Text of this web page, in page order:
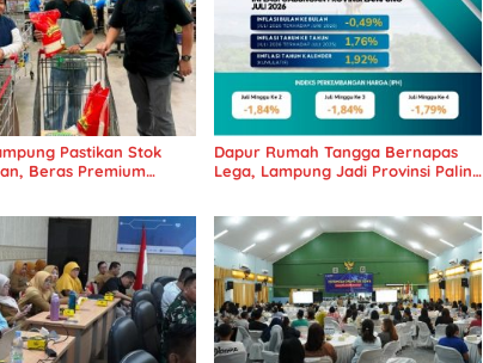
Pastikan Stok
Beras Premium
Dapur Rumah Tangga Bernapas
Lega, Lampung Jadi Provinsi Paling